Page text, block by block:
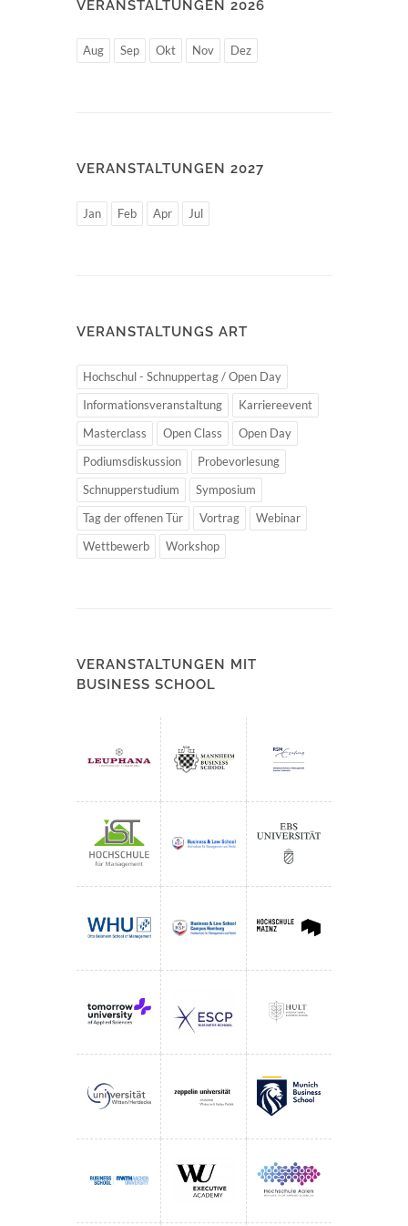
VERANSTALTUNGEN 2026
Aug Sep Okt Nov Dez
VERANSTALTUNGEN 2027
Jan Feb Apr Jul
VERANSTALTUNGS ART
Hochschul - Schnuppertag / Open Day
Informationsveranstaltung
Karriereevent
Masterclass
Open Class
Open Day
Podiumsdiskussion
Probevorlesung
Schnupperstudium
Symposium
Tag der offenen Tür
Vortrag
Webinar
Wettbewerb
Workshop
VERANSTALTUNGEN MIT
BUSINESS SCHOOL